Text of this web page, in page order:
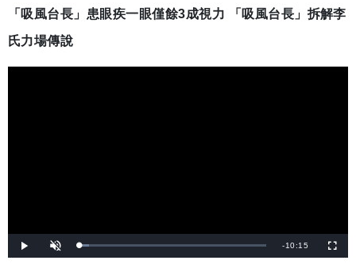
「吸風台長」患眼疾一眼僅餘3成視力 「吸風台長」拆解李
氏力場傳說
播
放
開
啟
載
入
剩
-10:15
全
螢